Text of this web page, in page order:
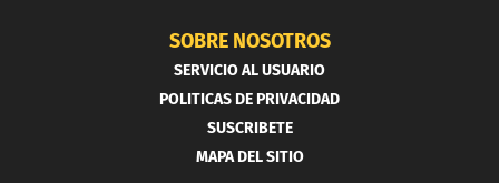
SOBRE NOSOTROS
SERVICIO AL USUARIO
POLITICAS DE PRIVACIDAD
SUSCRIBETE
MAPA DEL SITIO